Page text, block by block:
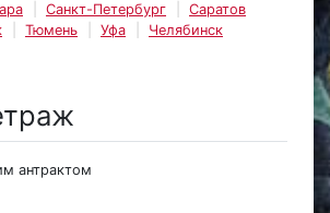
Санкт-Петербург
Саратов
Тюмень Уфа
Челябинск
антрактом